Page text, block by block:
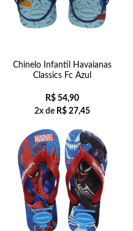
Chinelo Infantil Havaianas
Classics Fc Azul
R$54,90
2x de R$27,45